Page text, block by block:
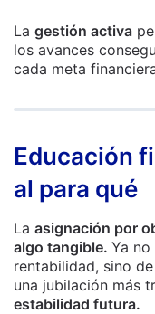
La gestión activa
los avances
cada meta
Educación
al para qué
La asignación por
algo tangible. Ya
rentabilidad, sino
una jubilación más
estabilidad futura.